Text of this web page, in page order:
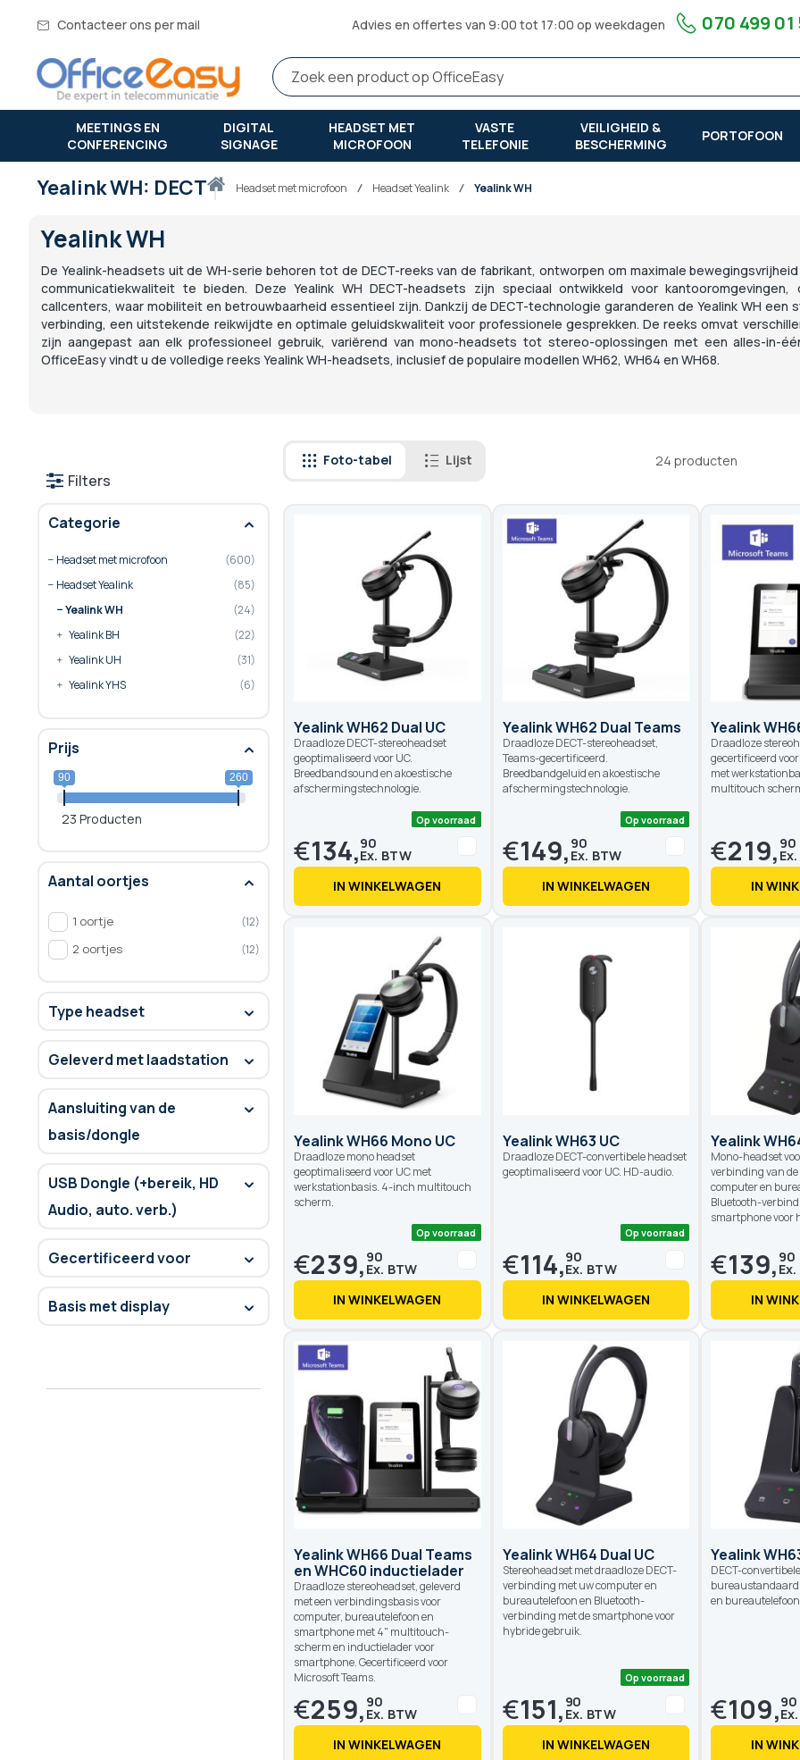
Contacteer ons per mail Advies en offertes van 9:00 tot 17:00 op weekdagen 070 499 01
MEETINGS EN
CONFERENCING
DIGITAL
SIGNAGE
HEADSET MET
MICROFOON
VASTE
TELEFONIE
VEILIGHEID &
BESCHERMING
PORTOFOON
Thuisheadset met microfoon Headset Yealink Yealink WH
Yealink WH: DECT
Yealink WH
De Yealink-headsets uit de WH-serie behoren tot de DECT-reeks van de fabrikant, ontworpen om maximale
communicatiekwaliteit te bieden. Deze Yealink WH DECT-headsets zijn speciaal ontwikkeld voor
callcenters, waar mobiliteit en betrouwbaarheid essentieel zijn. Dankzij de DECT-technologie garanderen de Yealink WH een
verbinding, een uitstekende reikwijdte en optimale geluidskwaliteit voor professionele gesprekken. De reeks omvat
zijn aangepast aan elk professioneel gebruik, variërend van mono-headsets tot stereo-oplossingen met een alles-in-
OfficeEasy vindt u de volledige reeks Yealink WH-headsets, inclusief de populaire modellen WH62, WH64 en WH68.
Foto-tabel Lijst 24 producten
Yealink WH62 Dual UC
Draadloze DECT-stereoheadset
geoptimaliseerd voor UC.
Breedbandsound en akoestische
afschermingstechnologie.
Op voorraad
€134,90
IN WINKELWAGEN
Yealink WH62 Dual Teams
Draadloze DECT-stereoheadset,
Teams-gecertificeerd.
Breedbandgeluid en akoestische
afschermingstechnologie.
Op voorraad
€149, 90
IN WINKELWAGEN
Yealink
Draadloze
gecertificeerd
met
multitouch
€219, 90
IN
Yealink WH66 Mono UC
Draadloze mono headset
geoptimaliseerd voor UC met
werkstationbasis. 4-inch multitouch
scherm.
€239, 90
IN WINKELWAGEN
Yealink WH63 UC
Draadloze DECT-convertibele headset
geoptimaliseerd voor UC. HD-audio.
€114,90
IN WINKELWAGEN
Yealink
Mono-headset
verbinding van
computer en
Bluetooth-
smartphone voor
€139, 90
IN
Yealink WH66 Dual Teams
en WHC60 inductielader
Draadloze stereoheadset, geleverd
met een verbindingsbasis voor
computer, bureautelefoon en
smartphone met 4" multitouch-
scherm en inductielader voor
smartphone. Gecertificeerd voor
Microsoft Teams.
€259, 90
IN WINKELWAGEN
Yealink WH64 Dual UC
Stereoheadset met draadloze DECT-
verbinding met uw computer en
bureautelefoon en Bluetooth-
verbinding met de smartphone voor
hybride gebruik.
€151, 90
IN WINKELWAGEN
Yealink
DECT-
bureaustandaard
en
€109,90
IN
Filters
Categorie
Headset met microfoon
600
Headset Yealink
85
Yealink WH
24
Yealink BH
22
Yealink UH
31
Yealink YHS
6
Prijs
90 260
23 Producten
Aantal oortjes
1 oortje 12
2 oortjes 12
Type headset
Geleverd met laadstation
Aansluiting van de
basis/dongle
USB Dongle (+bereik, HD
Audio, auto. verb.)
Gecertificeerd voor
Basis met display